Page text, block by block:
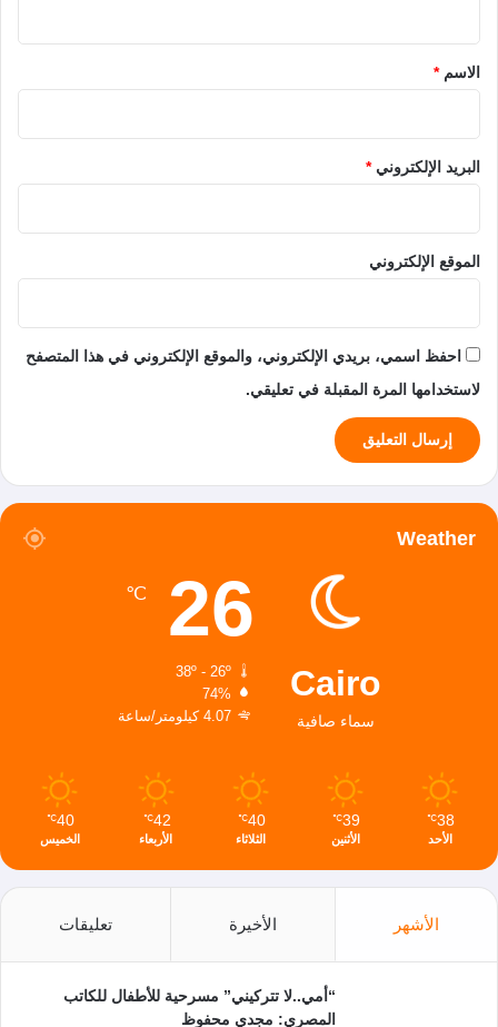
*الاسم*
البريد الإلكتروني*
الموقع الإلكتروني
احفظ اسمي، بريدي الإلكتروني، والموقع الإلكتروني في هذا المتصفح
لاستخدامها المرة المقبلة في تعليقي.
Weather
Cairo
سماء صافية
26
℃
38º - 26º
74%
4.07 كيلومتر/ساعة
38
℃
الأحد
39
℃
الأثنين
40
℃
الثلاثاء
42
℃
الأربعاء
40
℃
الخميس
الأشهر الأخيرة تعليقات
“أمي..لا تتركيني” مسرحية للأطفال للكاتب
المصري: مجدي محفوظ